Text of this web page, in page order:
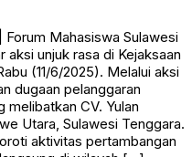
Mahasiswa Sulawesi
unjuk rasa di Kejaksaan
(11/6/2025). Melalui aksi
dugaan pelanggaran
melibatkan CV. Yulan
Utara, Sulawesi Tenggara.
aktivitas pertambangan